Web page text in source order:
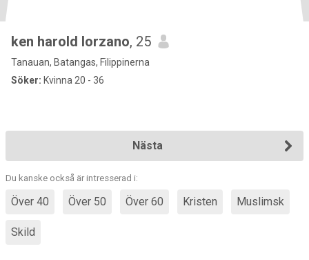
ken harold lorzano, 25
Tanauan, Batangas, Filippinerna
Söker: Kvinna 20 - 36
Nästa
Du kanske också är intresserad i:
Över 40 Över 50 Över 60 Kristen Muslimsk
Skild